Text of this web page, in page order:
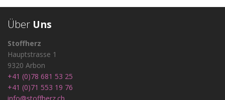
Über Uns
Stoffherz
Hauptstrasse 1
9320 Arbon
+41 (0)78 681 53 25
+41 (0)71 553 19 76